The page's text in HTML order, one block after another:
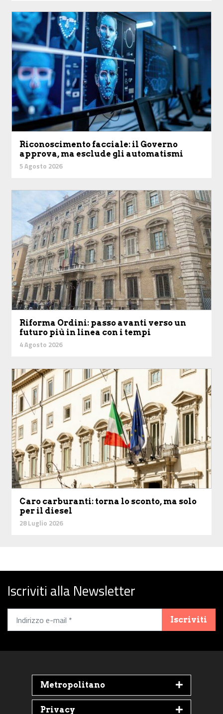
Riconoscimento facciale: il Governo
approva, ma esclude gli automatismi
5 Agosto 2026
Riforma Ordini: passo avanti verso un
futuro più in linea con i tempi
4 Agosto 2026
Caro carburanti: torna lo sconto, ma solo
per il diesel
28 Luglio 2026
Iscriviti alla Newsletter
Iscriviti
Metropolitano
Privacy